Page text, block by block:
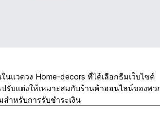
นแวดวง Home-decors ที่ได้เลือกธีมเว็บไซต์
รับแต่งให้เหมาะสมกับร้านค้าออนไลน์ของพว
ำหรับการรับชำระเงิน